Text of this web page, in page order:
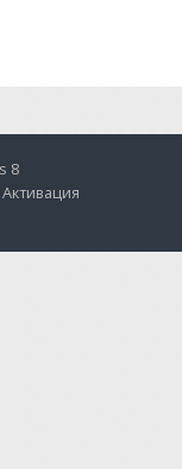
8
Активация